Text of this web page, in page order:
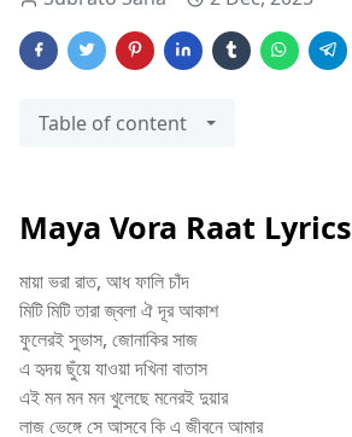
Table of content
Maya Vora Raat Lyrics
মায়া ভরা রাত, আধ ফালি চাঁদ
মিটি মিটি তারা জ্বলা ঐ দূর আকাশ
ফুলেরই সুভাস, জোনাকির সাজ
এ হৃদয় ছুঁয়ে যাওয়া দখিনা বাতাস
এই মন মন মন খুলেছে মনেরই দুয়ার
লাজ ভেঙ্গে সে আসবে কি এ জীবনে আমার